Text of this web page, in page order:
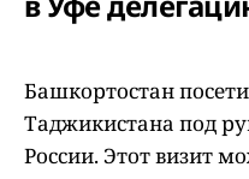
Башкортостан
Таджикистана под
России. Этот визит